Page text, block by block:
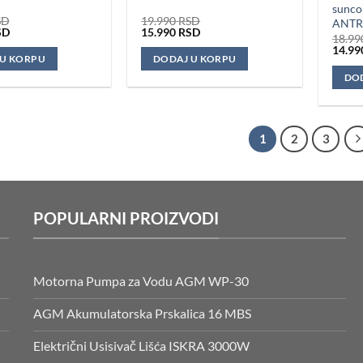
Trenutna
je:
21.990 RSD.
KORPU
19.990RSD
Originalna
bila:
15.990 RSDTrenutna
je:
15.990 RSD.
DODAJ U KORPU
bila:
1 2 3
POPULARNI PROIZVODI
Motorna Pumpa za Vodu AGM WP-30
AGM Akumulatorska Prskalica 16 MBS
Električni Usisivač Lišća ISKRA 3000W